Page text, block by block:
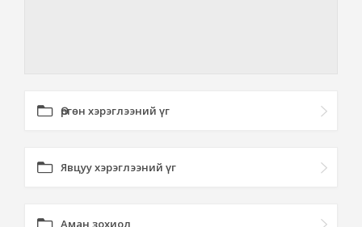
Өргөн хэрэглээний үг
Явцуу хэрэглээний үг
Аман зохиол